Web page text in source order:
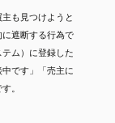
も見つけようと
遮断する行為で
ム）に登録した
です」「売主に
。